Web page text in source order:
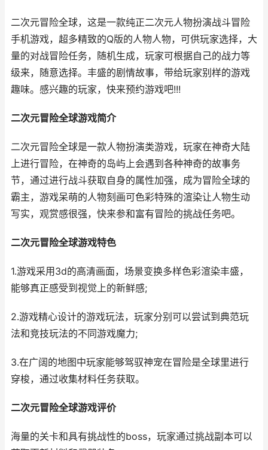
二次元冒险全球，这是一款纯正二次元人物扮演战斗冒险
手机游戏，超多精致的Q版的人物人物，可供玩家选择，大
量的对战冒险任务，随机生成，玩家可根据自己的战力等
级来，随意选择。丰盛的剧情故事，带给玩家别样的游戏
趣味。感兴趣的玩家，快来预约游戏吧!!!
二次元冒险全球游戏简介
二次元冒险全球是一款人物扮演类游戏，玩家在神奇大陆
上进行冒险，在神奇的岛屿上会遇到各种神奇的故事务
节，通过进行战斗获取自身的属性加强，成为冒险全球的
霸主，游戏呆萌的人物刻画可色彩特殊的渲染让人物生动
写实，观赏感很强，快来参和富有冒险的挑战任务吧。
二次元冒险全球游戏特色
1.游戏采用3d的高清画面，场景变换多样色彩渲染丰盛，
能够真正感受到视觉上的新鲜感;
2.游戏精心设计的游戏玩法，玩家分别可以尝试到典范玩
法和竞技玩法的不同游戏魔力;
3.在广阔的地图中玩家能够驾驭神宠在冒险是全球里进行
穿梭，通过收集材料任务获取。
二次元冒险全球游戏评价
海量的关卡和具有挑战性的boss，玩家通过挑战副本可以